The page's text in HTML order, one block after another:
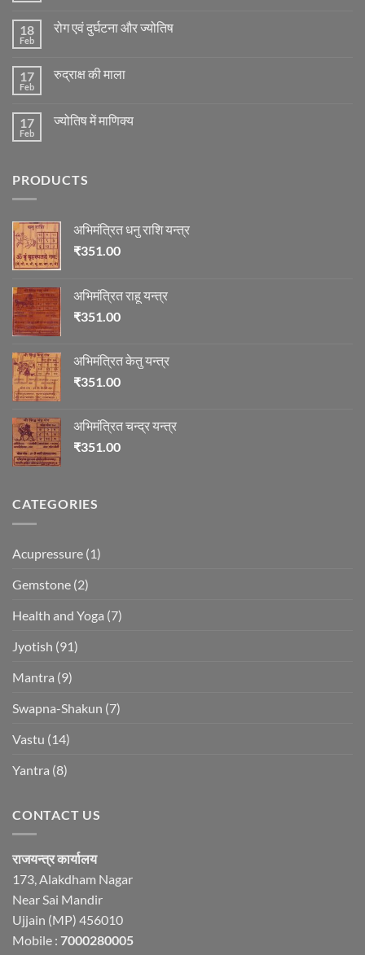
मंगल
के
अनुसार
विचार
18
Feb
रोग एवं दुर्घटना और ज्योतिष
रोग
ज्योतिष
17
Feb
रुद्राक्ष की माला
रुद्राक्ष
17
Feb
ज्योतिष में माणिक्य
में
PRODUCTS
अभिमंत्रित धनु राशि यन्त्र
₹351.00
अभिमंत्रित राहू यन्त्र
₹351.00
अभिमंत्रित केतु यन्त्र
₹351.00
अभिमंत्रित चन्द्र यन्त्र
₹351.00
CATEGORIES
Acupressure (1)
Gemstone (2)
Health and Yoga (7)
Jyotish (91)
Mantra (9)
Swapna-Shakun (7)
Vastu (14)
Yantra (8)
CONTACT US
राजयन्त्र कार्यालय
173, Alakdham Nagar
Near Sai Mandir
Ujjain (MP) 456010
Mobile : 7000280005